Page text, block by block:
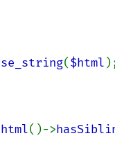
($html
html()->